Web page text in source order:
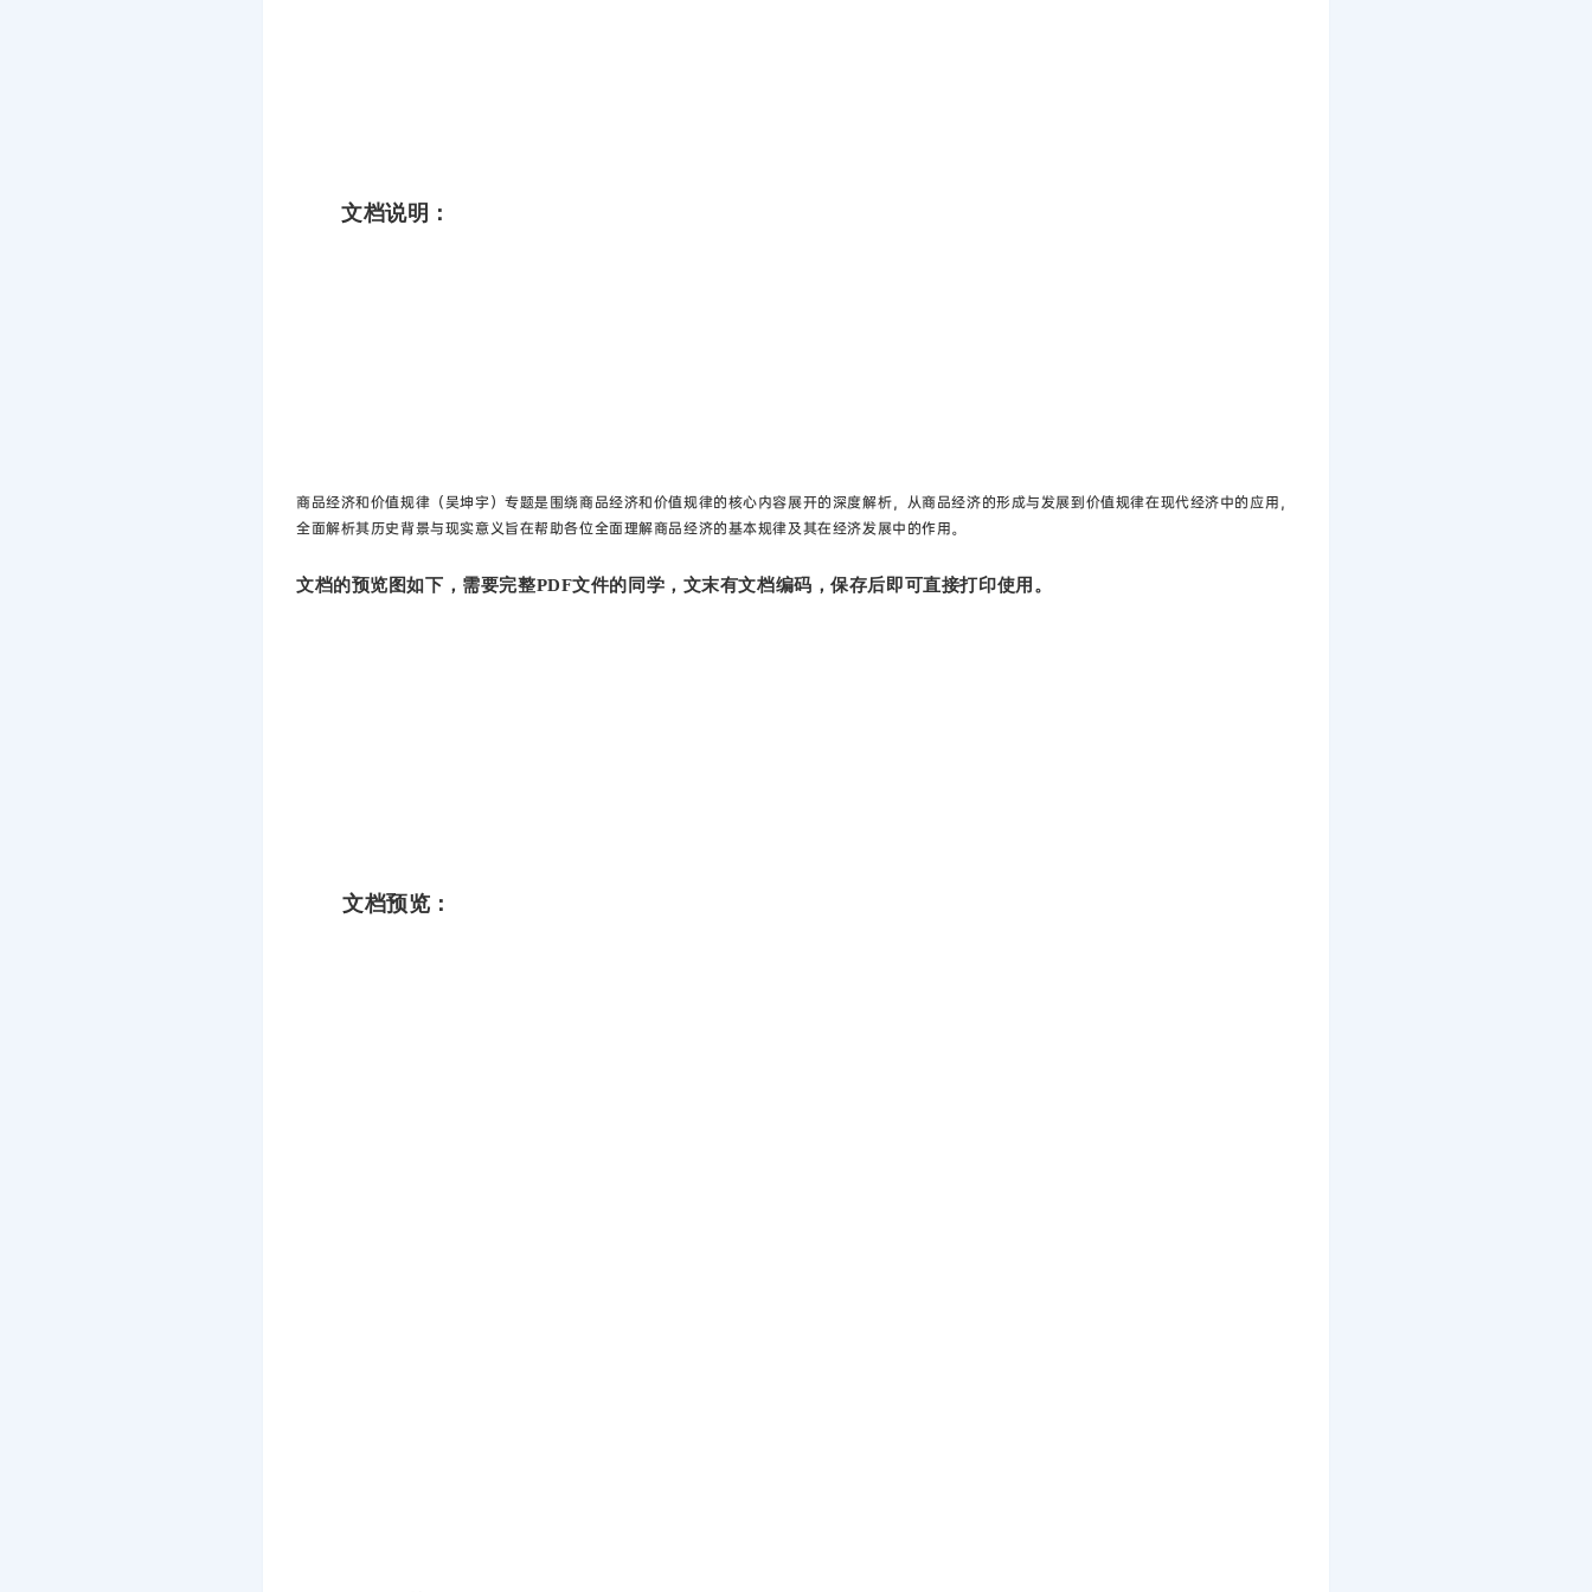
文档说明：
商品经济和价值规律（吴坤宇）专题‌是围绕商品经济和价值规律的核心内容展开的深度解析，从商品经济的形成与发展到价值规律在现代经济中的应用，
全面解析其历史背景与现实意义‌旨在帮助各位全面理解商品经济的基本规律及其在经济发展中的作用。
文档的预览图如下，需要完整PDF文件的同学，文末有文档编码，保存后即可直接打印使用。
文档预览：